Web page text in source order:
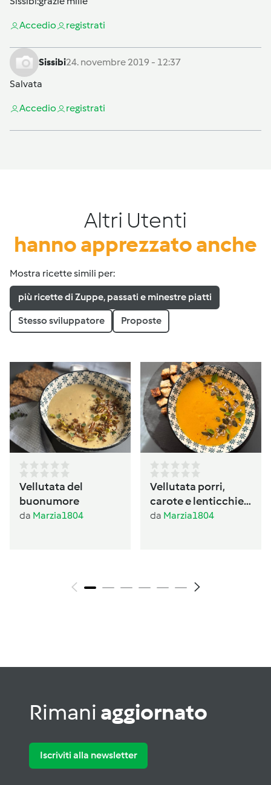
Accedio registrati
Sissibi24. novembre 2019 - 12:37
Salvata
Accedio registrati
Altri Utenti
hanno apprezzato anche
Mostra ricette simili per:
più ricette di Zuppe, passati e minestre piatti
Stesso sviluppatore Proposte
Vellutata del
buonumore
da Marzia1804
Vellutata porri,
carote e lenticchie
al profumo di
da Marzia1804
Rimani aggiornato
Iscriviti alla newsletter